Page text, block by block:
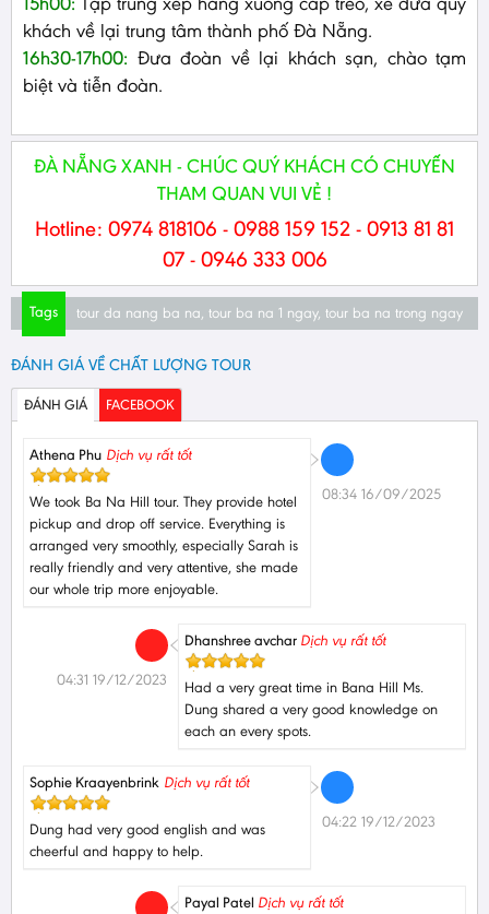
khách về lại trung tâm thành phố Đà Nẵng.
16h30-17h00: Đưa đoàn về lại khách sạn, chào tạm
biệt và tiễn đoàn.
ĐÀ NẴNG XANH - CHÚC QUÝ KHÁCH CÓ CHUYẾN
THAM QUAN VUI VẺ !
Hotline: 0974 818106 - 0988 159 152 - 0913 81 81
07 - 0946 333 006
Tags tour da nang ba na, tour ba na 1 ngay, tour ba na trong ngay
ĐÁNH GIÁ VỀ CHẤT LƯỢNG TOUR
ĐÁNH GIÁ FACEBOOK
Athena Phu Dịch vụ rất tốt
We took Ba Na Hill tour. They provide hotel
pickup and drop off service. Everything is
arranged very smoothly, especially Sarah is
really friendly and very attentive, she made
our whole trip more enjoyable.
08:34 16/09/2025
Dhanshree avchar Dịch vụ rất tốt
Had a very great time in Bana Hill Ms.
Dung shared a very good knowledge on
each an every spots.
04:31 19/12/2023
Sophie Kraayenbrink Dịch vụ rất tốt
Dung had very good english and was
cheerful and happy to help.
04:22 19/12/2023
Payal Patel Dịch vụ rất tốt